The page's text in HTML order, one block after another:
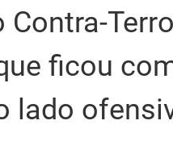
ficou
lado